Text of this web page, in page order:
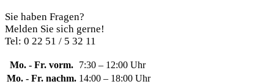
Sie haben Fragen?
Melden Sie sich gerne!
Tel: 0 22 51 / 5 32 11
Mo. - Fr. vorm. 7:30 – 12:00 Uhr
Mo. - Fr. nachm. 14:00 – 18:00 Uhr